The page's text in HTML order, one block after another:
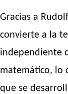
Gracias a
convierte a la
independiente
matemático, lo
que se